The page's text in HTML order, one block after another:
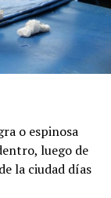
o espinosa
luego de
la ciudad días